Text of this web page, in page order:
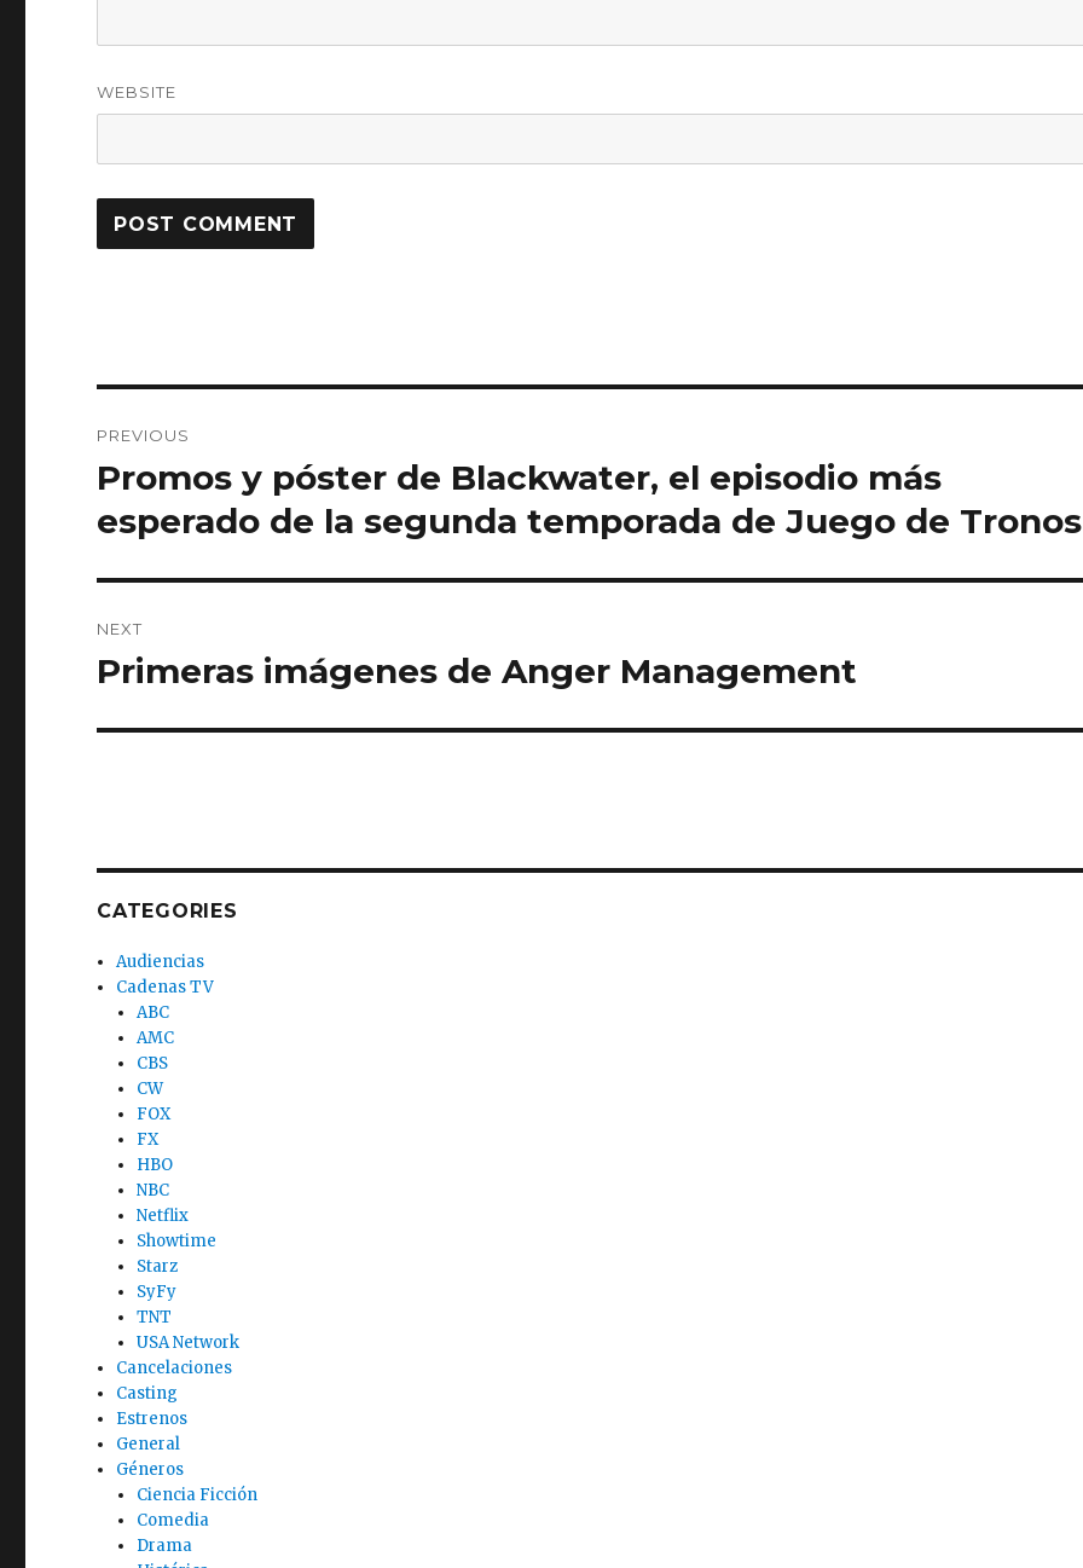
WEBSITE
navigation
PREVIOUS
Previous
Promos y póster de Blackwater, el episodio más
esperado de la segunda temporada de Juego de Tronos
NEXT
Next
Primeras imágenes de Anger Management
CATEGORIES
Audiencias
Cadenas TV
ABC
AMC
CBS
CW
FOX
FX
HBO
NBC
Netflix
Showtime
Starz
SyFy
TNT
USA Network
Cancelaciones
Casting
Estrenos
General
Géneros
Ciencia Ficción
Comedia
Drama